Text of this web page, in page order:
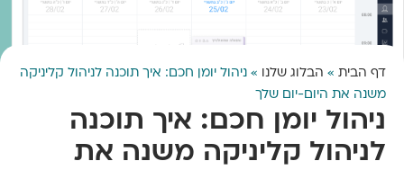
דף הבית » הבלוג שלנו » ניהול יומן חכם: איך תוכנה לניהול קליניקה
משנה את היום-יום שלך
ניהול יומן חכם: איך תוכנה
לניהול קליניקה משנה את